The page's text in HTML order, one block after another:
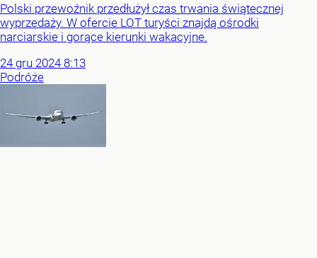
Polski przewoźnik przedłużył czas trwania świątecznej
wyprzedaży. W ofercie LOT turyści znajdą ośrodki
narciarskie i gorące kierunki wakacyjne.
24 gru 2024 8:13
Podróże